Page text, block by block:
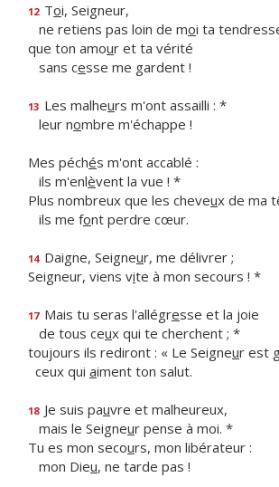
12 Toi, Seigneur,
ne retiens pas loin de moi ta
que ton amour et ta vérité
sans cesse me gardent !
13 Les malheurs m'ont assailli : *
leur nombre m'échappe !
Mes péchés m'ont accablé :
ils m'enlèvent la vue ! *
Plus nombreux que les cheveux de ma
ils me font perdre cœur.
14 Daigne, Seigneur, me délivrer ;
Seigneur, viens vite à mon secours ! *
17 Mais tu seras l'allégresse et la joie
de tous ceux qui te cherchent ; *
toujours ils rediront : « Le Seigneur est
ceux qui aiment ton salut.
18 Je suis pauvre et malheureux,
mais le Seigneur pense à moi. *
Tu es mon secours, mon libérateur :
mon Dieu, ne tarde pas !